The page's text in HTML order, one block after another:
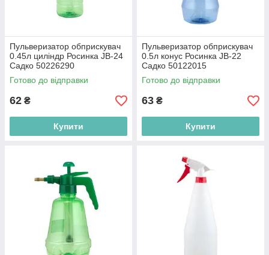
Пульверизатор обприскувач
0.45л циліндр Росинка JB-24
Садко 50226290
Готово до відправки
62 ₴
Купити
Пульверизатор обприскувач
0.5л конус Росинка JB-22
Садко 50122015
Готово до відправки
63 ₴
Купити